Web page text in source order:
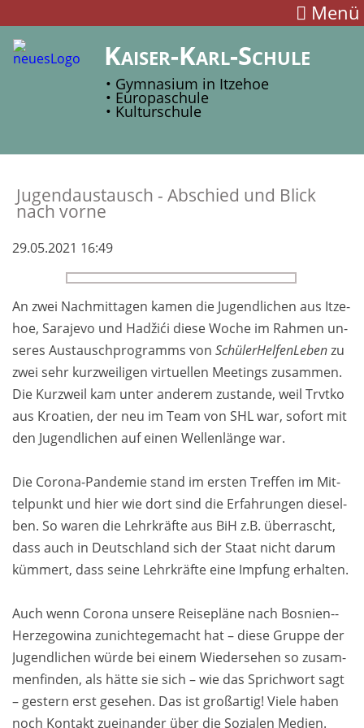
Menü
Kaiser-Karl-Schule
• Gymnasium in Itzehoe
• Europaschule
• Kulturschule
Jugendaus­tausch - Ab­schied und Blick
nach vorne
29.05.2021 16:49
An zwei Nachmitta­gen kamen die Ju­gend­lichen aus Itze­
hoe, Sara­jevo und Hadžići diese Woche im Rah­men un­
seres Aus­tausch­pro­gramms von Schüler­Helfen­Lebenzu
zwei sehr kurz­weili­gen virtuel­len Mee­tings zu­sam­men.
Die Kurz­weil kam unter an­derem zu­stan­de, weil Trvtko
aus Kroatien, der neu im Team von SHL war, so­fort mit
den Jugend­lichen auf einen Wel­len­länge war.
Die Corona-Pandemie stand im ersten Tref­fen im Mit­
tel­punkt und hier wie dort sind die Er­fahrungen die­sel­
ben. So waren die Lehr­kräfte aus BiH z.B. über­rascht,
dass auch in Deutsch­land sich der Staat nicht darum
küm­mert, dass seine Lehr­kräfte eine Impfung er­halten.
Auch wenn Co­rona unsere Reise­pläne nach Bosnien-­
Herze­gowina zu­nichte­ge­macht hat – diese Grup­pe der
Jugend­lichen würde bei einem Wieder­sehen so zu­sam­
men­finden, als hät­te sie sich – wie das Sprich­wort sagt
– gestern erst ge­sehen. Das ist groß­artig! Viele haben
noch Kontakt zu­einander über die So­zialen Medien.